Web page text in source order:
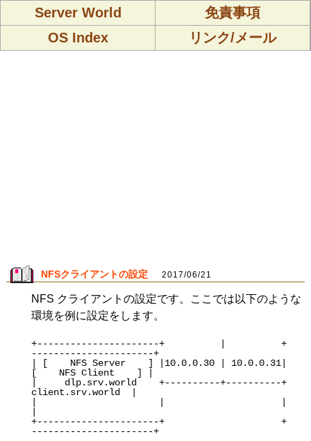
Server World
免責事項
OS Index
リンク/メール
NFSクライアントの設定 2017/06/21
NFS クライアントの設定です。ここでは以下のような
環境を例に設定をします。
+----------------------+          |          +
----------------------+
| [    NFS Server    ] |10.0.0.30 | 10.0.0.31|
[    NFS Client    ] |
|     dlp.srv.world    +----------+----------+
client.srv.world  |
+----------------------+                     +
----------------------+